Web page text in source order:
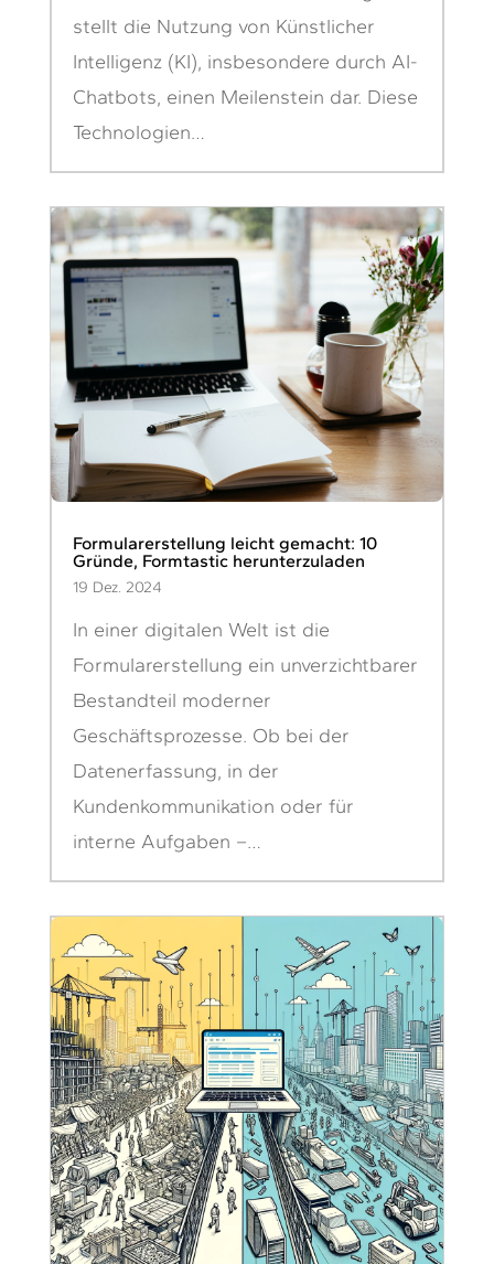
stellt die Nutzung von Künstlicher
Intelligenz (KI), insbesondere durch AI-
Chatbots, einen Meilenstein dar. Diese
Technologien…
Formularerstellung leicht gemacht: 10
Gründe, Formtastic herunterzuladen
19 Dez. 2024
In einer digitalen Welt ist die
Formularerstellung ein unverzichtbarer
Bestandteil moderner
Geschäftsprozesse. Ob bei der
Datenerfassung, in der
Kundenkommunikation oder für
interne Aufgaben –…